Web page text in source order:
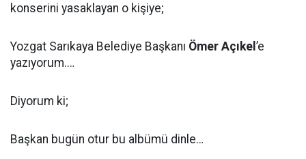
konserini yasaklayan o kişiye;
Yozgat Sarıkaya Belediye Başkanı Ömer Açıkel ’e
yazıyorum.…
Diyorum ki;
Başkan bugün otur bu albümü dinle…